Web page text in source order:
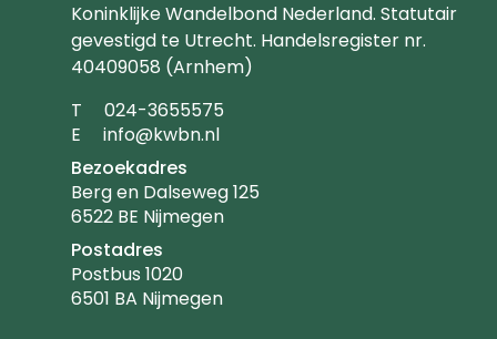
Koninklijke Wandelbond Nederland. Statutair
gevestigd te Utrecht. Handelsregister nr.
40409058 (Arnhem)
T Telefoonnummer
024-3655575
E Emailadres
info@kwbn.nl
Bezoekadres
Berg en Dalseweg 125
6522 BE Nijmegen
Postadres
Postbus 1020
6501 BA Nijmegen